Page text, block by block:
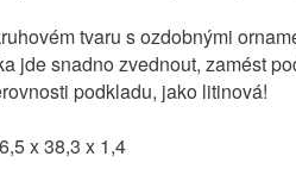
tvaru s ozdobnými
jde snadno zvednout, zamést
podkladu, jako litinová!
x 38,3 x 1,4